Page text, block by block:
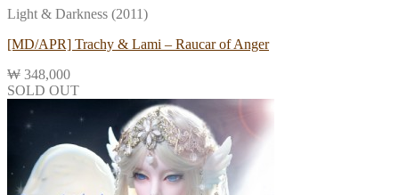
Light & Darkness (2011)
[MD/APR] Trachy & Lami – Raucar of Anger
₩ 348,000
SOLD OUT